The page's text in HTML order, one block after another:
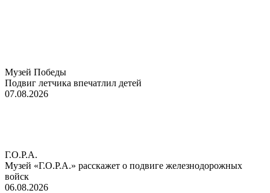
Музей Победы
Подвиг летчика впечатлил детей
07.08.2026
Г.О.Р.А.
Музей «Г.О.Р.А.» расскажет о подвиге железнодорожных
войск
06.08.2026